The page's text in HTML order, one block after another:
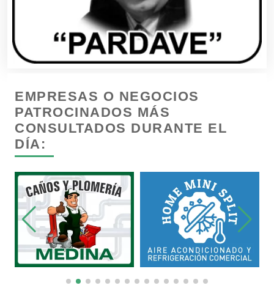
Cámaras de Comercio
Camiones para Fletes
Cancelería de Aluminio
Carnicerías
Carpinterías
Centros Comerciales
EMPRESAS O NEGOCIOS
PATROCINADOS MÁS
CONSULTADOS DURANTE EL
DÍA: